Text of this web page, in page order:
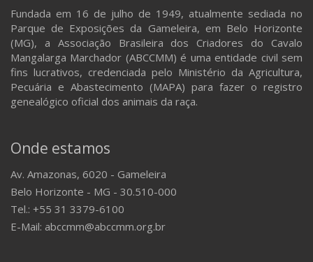
Fundada em 16 de julho de 1949, atualmente sediada no
Parque de Exposições da Gameleira, em Belo Horizonte
(MG), a Associação Brasileira dos Criadores do Cavalo
Mangalarga Marchador (ABCCMM) é uma entidade civil sem
fins lucrativos, credenciada pelo Ministério da Agricultura,
Pecuária e Abastecimento (MAPA) para fazer o registro
genealógico oficial dos animais da raça.
Onde estamos
Av. Amazonas, 6020 - Gameleira
Belo Horizonte - MG - 30.510-000
Tel.: +55 31 3379-6100
E-Mail: abccmm@abccmm.org.br